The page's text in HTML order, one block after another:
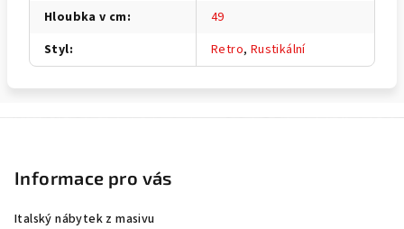
Hloubka v cm:
49
Styl: Retro, Rustikální
Informace pro vás
Italský nábytek z masivu